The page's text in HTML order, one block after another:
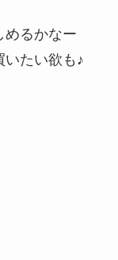
めるかなー
いたい欲も♪